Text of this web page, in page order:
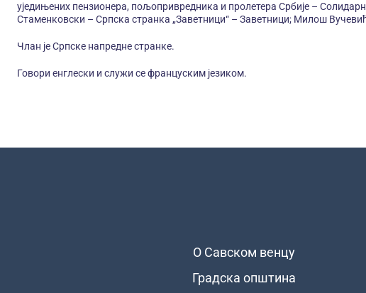
уједињених пензионера, пољопривредника и пролетера Србије –
Стаменковски – Српска странка „Заветници“ – Заветници; Милош
Члан је Српске напредне странке.
Говори енглески и служи се француским језиком.
О Савском венцу
Градска општина